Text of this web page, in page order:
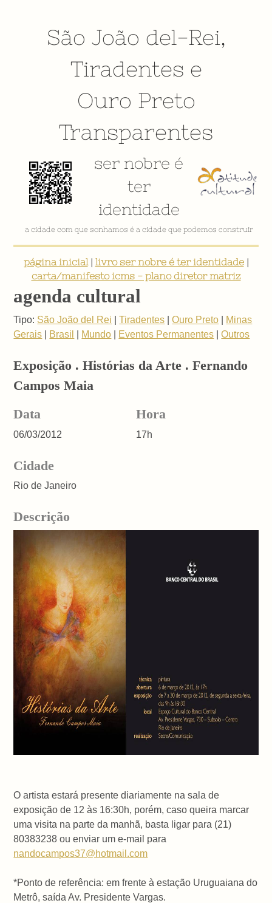
São João del-Rei,
Tiradentes e
Ouro Preto
Transparentes
ser nobre é
ter
identidade
a cidade com que sonhamos é a cidade que podemos construir
página inicial| livro ser nobre é ter identidade|
carta/manifesto icms - plano diretor matriz
agenda cultural
Tipo: São João del Rei |Tiradentes |Ouro Preto
Minas
Gerais
Brasil Mundo Eventos Permanentes |Outros
Exposição . Histórias da Arte . Fernando
Campos Maia
Data
06/03/2012
Hora
17h
Cidade
Rio de Janeiro
Descrição
O artista estará presente diariamente na sala de
exposição de 12 às 16:30h, porém, caso queira marcar
uma visita na parte da manhã, basta ligar para (21)
80383238 ou enviar um e-mail para
nandocampos37@hotmail.com
*Ponto de referência: em frente à estação Uruguaiana do
Metrô, saída Av. Presidente Vargas.